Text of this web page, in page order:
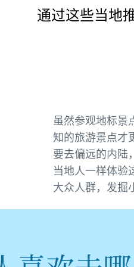
通过这些当地
虽然参观地标景
知的旅游景点才
要去偏远的内陆
当地人一样体验
大众人群，发掘